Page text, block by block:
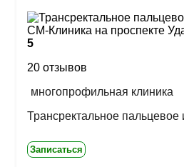
5
20 отзывов
многопрофильная клиника
Трансректальное пальцевое
Записаться